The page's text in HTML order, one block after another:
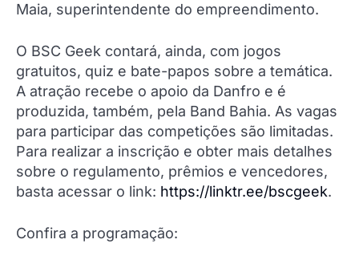
Maia, superintendente do empreendimento.
O BSC Geek contará, ainda, com jogos
gratuitos, quiz e bate-papos sobre a temática.
A atração recebe o apoio da Danfro e é
produzida, também, pela Band Bahia. As vagas
para participar das competições são limitadas.
Para realizar a inscrição e obter mais detalhes
sobre o regulamento, prêmios e vencedores,
basta acessar o link: https://linktr.ee/bscgeek.
Confira a programação: